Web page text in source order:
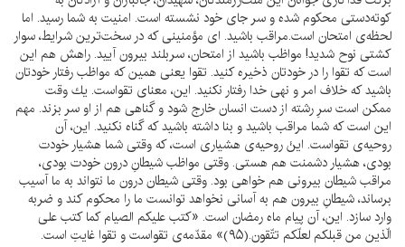
كوته‌دستى محكوم شده و سر جاى خود نشسته است. امنيت به شما رسيد. اما
لحظه‌ى امتحان است.مراقب باشيد. اى مؤمنينى كه در سخت‌ترين شرايط، سوار
كشتى نوح شديد! مواظب باشيد از امتحان، سربلند بيرون آييد. راهش هم اين
است كه تقوا را در خودتان ذخيره كنيد. تقوا يعنى همين كه مواظب رفتار خودتان
باشيد كه خلاف امر و نهى خدا رفتار نكنيد. اين، معناى تقواست. يك وقت
ممكن است سرِ رشته از دست انسان خارج شود و گناهى هم از او سر بزند. مهم
اين است كه شما مراقب باشيد و بنا داشته باشيد كه گناه نكنيد. اين، آن
روحيه‌ى تقواست. اينْ روحيه‌ى هشيارى است، كه وقتى شما هشيار خودت
بودى، هشيار دشمنت هم هستى. وقتى مواظب شيطانِ درون خودت بودى،
مراقب شيطان بيرونى هم خواهى بود. وقتى شيطان درون ما نتواند به ما آسيب
برساند، شيطانِ بيرون هم به آسانى نخواهد توانست ما را محكوم كند و ضربه
وارد سازد. اين، آن پيام ماه رمضان است. «كتب عليكم الصيام كما كتب على
الّذين من قبلكم لعلّكم تتّقون.(۹۵)» مقدّمه‌ى تقواست و تقوا غايتِ است.